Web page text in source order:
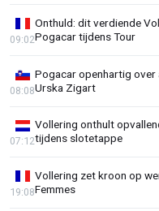
Onthuld: dit verdiende
Pogacar tijdens Tour
09:02
Pogacar openhartig
Urska Zigart
08:08
Vollering onthult
tijdens slotetappe
07:12
Vollering zet kroon op
Femmes
19:08